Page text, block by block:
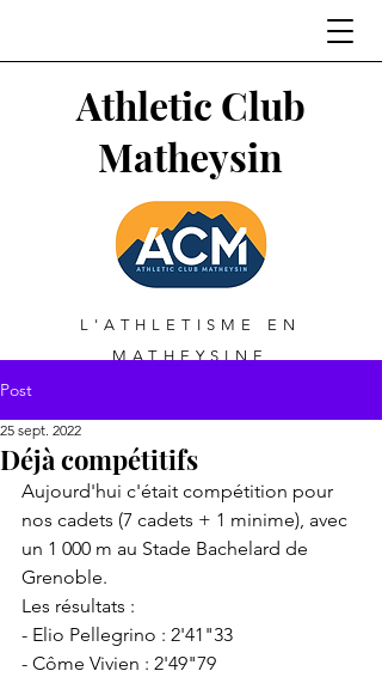
Athletic Club
Matheysin
L'ATHLETISME EN
MATHEYSINE
Post
Déjà compétitifs
25 sept. 2022
Aujourd'hui c'était compétition pour
nos cadets (7 cadets + 1 minime), avec
un 1 000 m au Stade Bachelard de
Grenoble.
Les résultats :
- Elio Pellegrino : 2'41"33
- Côme Vivien : 2'49"79